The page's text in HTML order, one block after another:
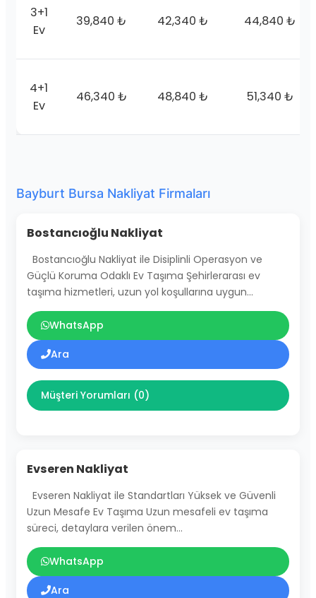
3+1
Ev
39,840 ₺ 42,340 ₺ 44,840 ₺
4+1
Ev
46,340 ₺ 48,840 ₺ 51,340 ₺
Bayburt Bursa Nakliyat Firmaları
Bostancıoğlu Nakliyat
Bostancıoğlu Nakliyat ile Disiplinli Operasyon ve
Güçlü Koruma Odaklı Ev Taşıma Şehirlerarası ev
taşıma hizmetleri, uzun yol koşullarına uygun…
WhatsApp
Ara
Müşteri Yorumları (0)
Evseren Nakliyat
Evseren Nakliyat ile Standartları Yüksek ve Güvenli
Uzun Mesafe Ev Taşıma Uzun mesafeli ev taşıma
süreci, detaylara verilen önem…
WhatsApp
Ara